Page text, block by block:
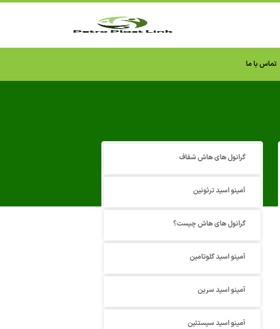
تماس با ما
گرانول‌ های هاش شفاف
آمینو اسید ترئونین
گرانول های هاش چیست؟
آمینو اسید گلوتامین
آمینو اسید سرین
آمینو اسید سیستئین